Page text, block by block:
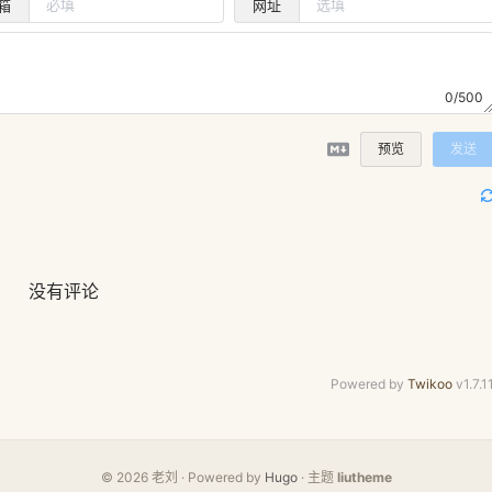
网址
0/500
预览 发送
没有评论
Powered by Twikoo
© 2026 老刘 · Powered by Hugo· 主题 liutheme